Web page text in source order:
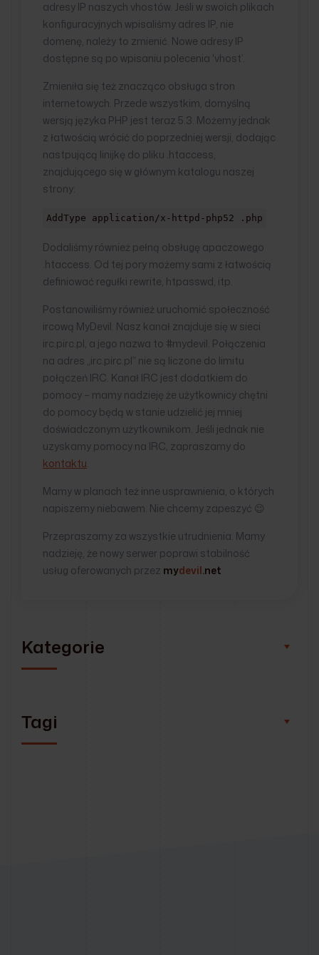
adresy IP naszych vhostów. Jeśli w swoich plikach
konfiguracyjnych wpisaliśmy adres IP, nie
domenę, należy to zmienić. Nowe adresy IP
dostępne są po wpisaniu polecenia 'vhost’.
Zmieniła się też znacząco obsługa stron
internetowych. Przede wszystkim, domyślną
wersją języka PHP jest teraz 5.3. Możemy jednak
z łatwością wrócić do poprzedniej wersji, dodając
nastpującą linijkę do pliku .htaccess,
znajdującego się w głównym katalogu naszej
strony:
AddType application/x-httpd-php52 .php
Dodaliśmy również pełną obsługę apaczowego
.htaccess. Od tej pory możemy sami z łatwością
definiować regułki rewrite, htpasswd, itp.
Postanowiliśmy również uruchomić społeczność
ircową MyDevil. Nasz kanał znajduje się w sieci
irc.pirc.pl, a jego nazwa to #mydevil. Połączenia
na adres „irc.pirc.pl” nie są liczone do limitu
połączeń IRC. Kanał IRC jest dodatkiem do
pomocy – mamy nadzieję że użytkownicy chętni
do pomocy będą w stanie udzielić jej mniej
doświadczonym użytkownikom. Jeśli jednak nie
uzyskamy pomocy na IRC, zapraszamy do
kontaktu
Mamy w planach też inne usprawnienia, o których
napiszemy niebawem. Nie chcemy zapeszyć 😉
Przepraszamy za wszystkie utrudnienia. Mamy
nadzieję, że nowy serwer poprawi stabilność
usług oferowanych przez mydevil .net
Kategorie
Tagi